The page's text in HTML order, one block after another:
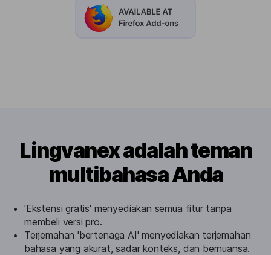
Lingvanex adalah teman
multibahasa Anda
'Ekstensi gratis' menyediakan semua fitur tanpa
membeli versi pro.
Terjemahan 'bertenaga AI' menyediakan terjemahan
bahasa yang akurat, sadar konteks, dan bernuansa.